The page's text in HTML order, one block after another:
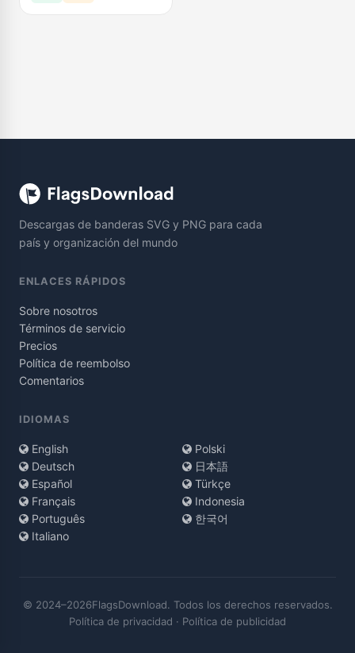
Descargas de banderas SVG y PNG para cada
país y organización del mundo
ENLACES RÁPIDOS
Sobre nosotros
Términos de servicio
Precios
Política de reembolso
Comentarios
IDIOMAS
English
Deutsch
Español
Français
Português
Italiano
Polski
日本語
Türkçe
Indonesia
한국어
© 2024–2026FlagsDownload. Todos los derechos reservados.
Política de privacidad · Política de publicidad